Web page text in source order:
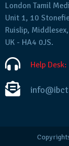
London Tamil
Unit 1, 10
Ruislip, Middlesex,
UK - HA4 0JS.
Help Desk: